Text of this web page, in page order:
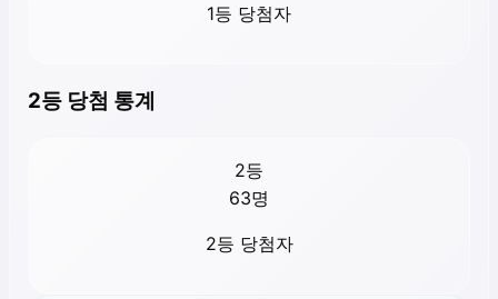
1등 당첨자
2등 당첨 통계
2등
63명
2등 당첨자